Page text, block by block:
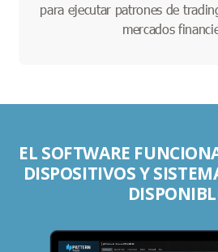
para ejecutar patrones de
mercados
EL SOFTWARE
DISPOSITIVOS Y